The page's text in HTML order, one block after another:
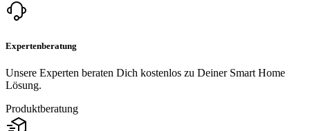
Expertenberatung
Unsere Experten beraten Dich kostenlos zu Deiner Smart Home
Lösung.
Produktberatung